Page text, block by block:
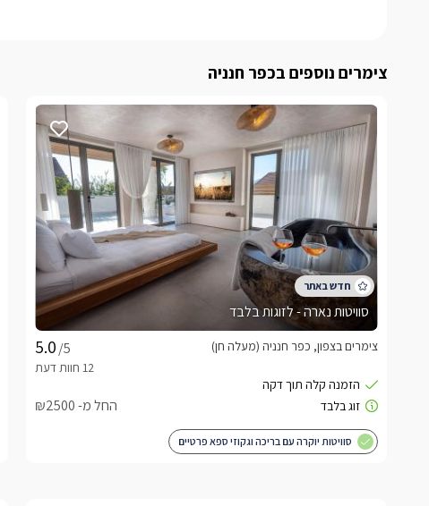
צימרים נוספים בכפר חנניה
סוויטות נארה - לזוגות בלבד
/5
צימרים בצפון, כפר חנניה (מעלה חן)
החל מ- ₪2500
סוויטות יוקרה עם בריכה וגקוזי ספא פרטיים